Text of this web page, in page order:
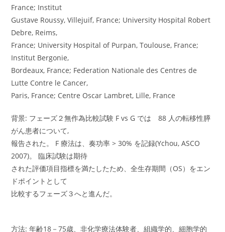
France; Institut
Gustave Roussy, Villejuif, France; University Hospital Robert
Debre, Reims,
France; University Hospital of Purpan, Toulouse, France;
Institut Bergonie,
Bordeaux, France; Federation Nationale des Centres de
Lutte Contre le Cancer,
Paris, France; Centre Oscar Lambret, Lille, France
背景: フェーズ２無作為比較試験 F vs G では 88 人の転移性膵
がん患者について,
報告された。 F 療法は、奏功率 > 30% を記録(Ychou, ASCO
2007)。 臨床試験は期待
された評価項目指標を満たしたため、全生存期間（OS）をエン
ドポイントとして
比較するフェーズ３へと進んだ。
方法: 年齢18－75歳、非化学療法体験者、組織学的、細胞学的